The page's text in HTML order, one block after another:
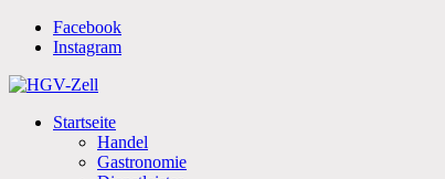
Facebook
Instagram
Startseite
Handel
Gastronomie